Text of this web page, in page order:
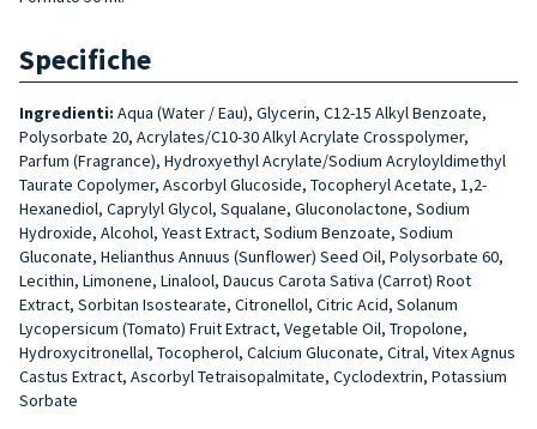
Specifiche
Ingredienti: Aqua (Water / Eau), Glycerin, C12-15 Alkyl Benzoate,
Polysorbate 20, Acrylates/C10-30 Alkyl Acrylate Crosspolymer,
Parfum (Fragrance), Hydroxyethyl Acrylate/Sodium Acryloyldimethyl
Taurate Copolymer, Ascorbyl Glucoside, Tocopheryl Acetate, 1,2-
Hexanediol, Caprylyl Glycol, Squalane, Gluconolactone, Sodium
Hydroxide, Alcohol, Yeast Extract, Sodium Benzoate, Sodium
Gluconate, Helianthus Annuus (Sunflower) Seed Oil, Polysorbate 60,
Lecithin, Limonene, Linalool, Daucus Carota Sativa (Carrot) Root
Extract, Sorbitan Isostearate, Citronellol, Citric Acid, Solanum
Lycopersicum (Tomato) Fruit Extract, Vegetable Oil, Tropolone,
Hydroxycitronellal, Tocopherol, Calcium Gluconate, Citral, Vitex Agnus
Castus Extract, Ascorbyl Tetraisopalmitate, Cyclodextrin, Potassium
Sorbate